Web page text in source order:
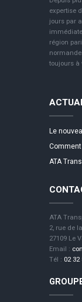
expertise
jours par
région
toujours à
Le
ATA
ATA
2, rue de
27109 Le
Email :
Tél : 02 32